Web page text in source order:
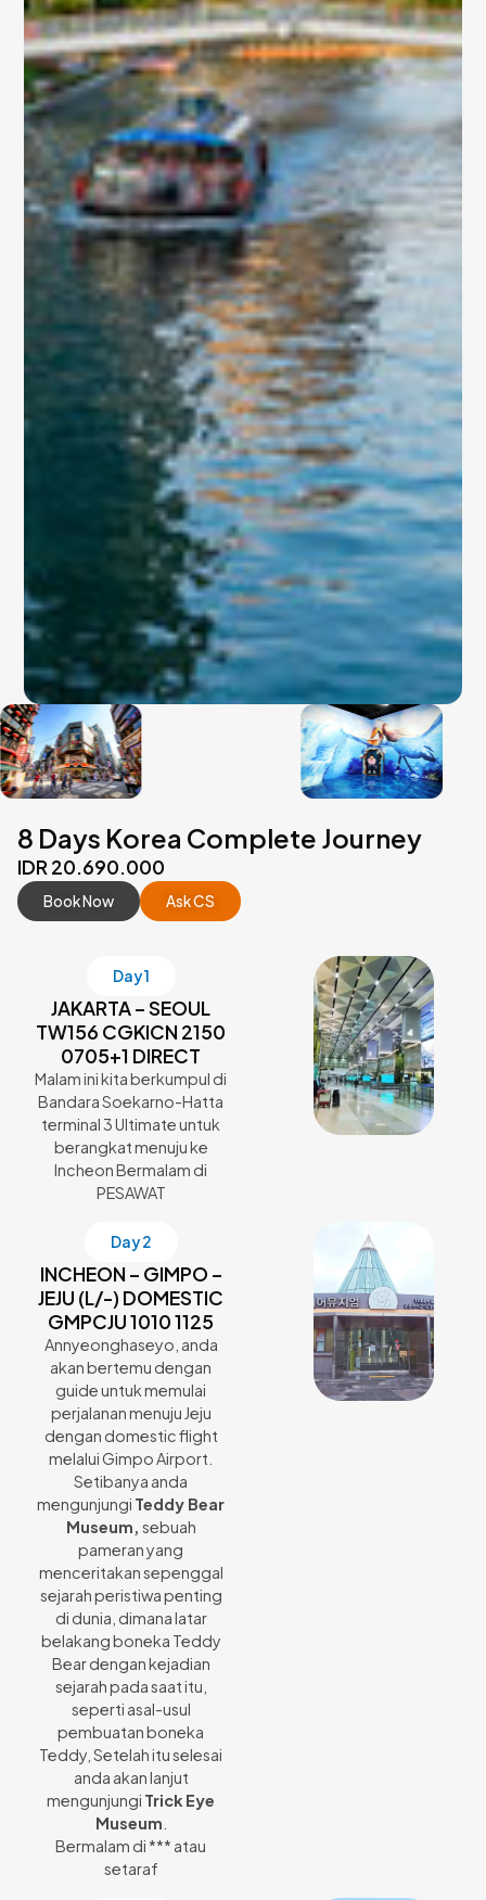
8 Days Korea Complete Journey
IDR 20.690.000
Book Now Ask CS
Day 1
JAKARTA – SEOUL
TW156 CGKICN 2150
0705+1 DIRECT
Malam ini kita berkumpul di
Bandara Soekarno-Hatta
terminal 3 Ultimate untuk
berangkat menuju ke
Incheon Bermalam di
PESAWAT
Day 2
INCHEON – GIMPO –
JEJU (L/-) DOMESTIC
GMPCJU 1010 1125
Annyeonghaseyo, anda
akan bertemu dengan
guide untuk memulai
perjalanan menuju Jeju
dengan domestic flight
melalui Gimpo Airport.
Setibanya anda
mengunjungi Teddy Bear
Museum, sebuah
pameran yang
menceritakan sepenggal
sejarah peristiwa penting
di dunia, dimana latar
belakang boneka Teddy
Bear dengan kejadian
sejarah pada saat itu,
seperti asal-usul
pembuatan boneka
Teddy, Setelah itu selesai
anda akan lanjut
mengunjungi Trick Eye
Museum
Bermalam di *** atau
setaraf